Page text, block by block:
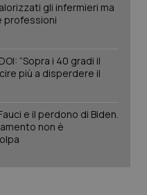
gli infermieri ma
professioni
“Sopra i 40 gradi il
più a disperdere il
e il perdono di Biden.
non è